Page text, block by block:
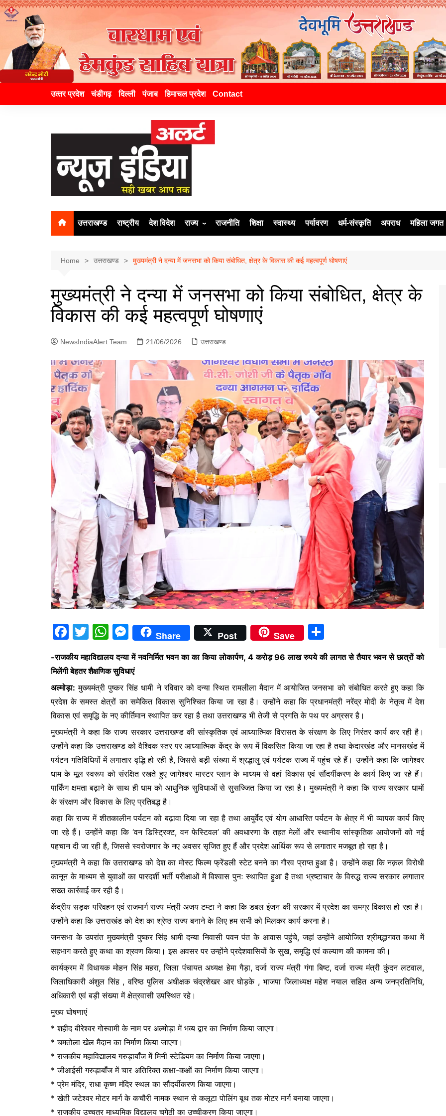
उत्‍तर प्रदेश चंडीगढ़ दिल्ली पंजाब हिमाचल प्रदेश Contact
उत्तराखण्ड राष्ट्रीय देश विदेश राज्य
दिल्ली
पंजाब
चंडीगढ़
राजनीति शिक्षा स्वास्थ्य पर्यावरण धर्म-संस्कृति अपराध महिला जगत
Home उत्तराखण्ड मुख्यमंत्री ने दन्या में जनसभा को किया संबोधित, क्षेत्र के विकास की कई महत्वपूर्ण घोषणाएं
मुख्यमंत्री ने दन्या में जनसभा को किया संबोधित, क्षेत्र के
विकास की कई महत्वपूर्ण घोषणाएं
NewsIndiaAlert Team 21/06/2026 उत्तराखण्ड
F
c
e
b
o
o
k
T
itt
er
W
at
s
A
p
p
M
e
s
s
e
n
g
er
Share Post Save
ar
-राजकीय महाविद्यालय दन्या में नवनिर्मित भवन का का किया लोकार्पण, 4 करोड़ 96 लाख रुपये की लागत से तैयार भवन से छात्रों को
मिलेंगी बेहतर शैक्षणिक सुविधाएं
अल्मोड़ा: मुख्यमंत्री पुष्कर सिंह धामी ने रविवार को दन्या स्थित रामलीला मैदान में आयोजित जनसभा को संबोधित करते हुए कहा कि
प्रदेश के समस्त क्षेत्रों का समेकित विकास सुनिश्चित किया जा रहा है। उन्होंने कहा कि प्रधानमंत्री नरेंद्र मोदी के नेतृत्व में देश
विकास एवं समृद्धि के नए कीर्तिमान स्थापित कर रहा है तथा उत्तराखण्ड भी तेजी से प्रगति के पथ पर अग्रसर है।
मुख्यमंत्री ने कहा कि राज्य सरकार उत्तराखण्ड की सांस्कृतिक एवं आध्यात्मिक विरासत के संरक्षण के लिए निरंतर कार्य कर रही है।
उन्होंने कहा कि उत्तराखण्ड को वैश्विक स्तर पर आध्यात्मिक केंद्र के रूप में विकसित किया जा रहा है तथा केदारखंड और मानसखंड में
पर्यटन गतिविधियों में लगातार वृद्धि हो रही है, जिससे बड़ी संख्या में श्रद्धालु एवं पर्यटक राज्य में पहुंच रहे हैं। उन्होंने कहा कि जागेश्वर
धाम के मूल स्वरूप को संरक्षित रखते हुए जागेश्वर मास्टर प्लान के माध्यम से वहां विकास एवं सौंदर्यीकरण के कार्य किए जा रहे हैं।
पार्किंग क्षमता बढ़ाने के साथ ही धाम को आधुनिक सुविधाओं से सुसज्जित किया जा रहा है। मुख्यमंत्री ने कहा कि राज्य सरकार धामों
के संरक्षण और विकास के लिए प्रतिबद्ध है।
कहा कि राज्य में शीतकालीन पर्यटन को बढ़ावा दिया जा रहा है तथा आयुर्वेद एवं योग आधारित पर्यटन के क्षेत्र में भी व्यापक कार्य किए
जा रहे हैं। उन्होंने कहा कि ‘वन डिस्ट्रिक्ट, वन फेस्टिवल’ की अवधारणा के तहत मेलों और स्थानीय सांस्कृतिक आयोजनों को नई
पहचान दी जा रही है, जिससे स्वरोजगार के नए अवसर सृजित हुए हैं और प्रदेश आर्थिक रूप से लगातार मजबूत हो रहा है।
मुख्यमंत्री ने कहा कि उत्तराखण्ड को देश का मोस्ट फिल्म फ्रेंडली स्टेट बनने का गौरव प्राप्त हुआ है। उन्होंने कहा कि नक़ल विरोधी
कानून के माध्यम से युवाओं का पारदर्शी भर्ती परीक्षाओं में विश्वास पुनः स्थापित हुआ है तथा भ्रष्टाचार के विरुद्ध राज्य सरकार लगातार
सख्त कार्रवाई कर रही है।
केंद्रीय सड़क परिवहन एवं राजमार्ग राज्य मंत्री अजय टम्टा ने कहा कि डबल इंजन की सरकार में प्रदेश का समग्र विकास हो रहा है।
उन्होंने कहा कि उत्तराखंड को देश का श्रेष्ठ राज्य बनाने के लिए हम सभी को मिलकर कार्य करना है।
जनसभा के उपरांत मुख्यमंत्री पुष्कर सिंह धामी दन्या निवासी पवन पंत के आवास पहुंचे, जहां उन्होंने आयोजित श्रीमद्भागवत कथा में
सहभाग करते हुए कथा का श्रवण किया। इस अवसर पर उन्होंने प्रदेशवासियों के सुख, समृद्धि एवं कल्याण की कामना की।
कार्यक्रम में विधायक मोहन सिंह महरा, जिला पंचायत अध्यक्ष हेमा गैड़ा, दर्जा राज्य मंत्री गंगा बिष्ट, दर्जा राज्य मंत्री कुंदन लटवाल,
जिलाधिकारी अंशुल सिंह , वरिष्ठ पुलिस अधीक्षक चंद्रशेखर आर घोड़के , भाजपा जिलाध्यक्ष महेश नयाल सहित अन्य जनप्रतिनिधि,
अधिकारी एवं बड़ी संख्या में क्षेत्रवासी उपस्थित रहे।
मुख्य घोषणाएं
* शहीद बीरेश्वर गोस्वामी के नाम पर अल्मोड़ा में भव्य द्वार का निर्माण किया जाएगा।
* चमतोला खेल मैदान का निर्माण किया जाएगा।
* राजकीय महाविद्यालय गरुड़ाबाँज में मिनी स्टेडियम का निर्माण किया जाएगा।
* जीआईसी गरुड़ाबाँज में चार अतिरिक्त कक्षा-कक्षों का निर्माण किया जाएगा।
* प्रेम मंदिर, राधा कृष्ण मंदिर स्थल का सौंदर्यीकरण किया जाएगा।
* खेती जटेश्वर मोटर मार्ग के कचौरी नामक स्थान से कलूटा पोलिंग बूथ तक मोटर मार्ग बनाया जाएगा।
* राजकीय उच्चतर माध्यमिक विद्यालय चगेठी का उच्चीकरण किया जाएगा।